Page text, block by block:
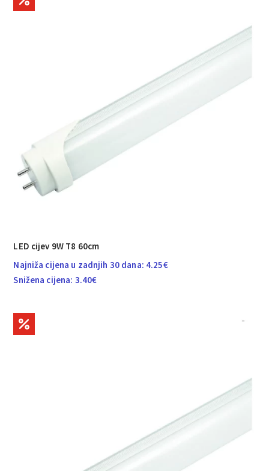
LED cijev 9W T8 60cm
Najniža cijena u zadnjih 30 dana: 4.25€
Snižena cijena: 3.40€